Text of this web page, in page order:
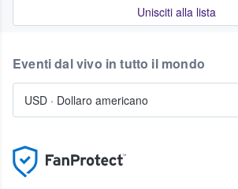
Unisciti alla lista
Eventi dal vivo in tutto il mondo
USD · Dollaro americano